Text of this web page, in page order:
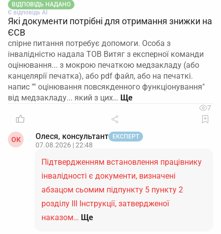
ВІДПОВІДЬ НАДАНО
Є відповідь АІ
Які документи потрібні для отримання знижки на
ЄСВ
спірне питання потребує допомоги. Особа з
інвалідністю надала ТОВ Витяг з експерної команди
оцінювання... з мокрою печаткою медзакладу (або
канцелярії печатка), або pdf файл, або на печаткі.
напис "" оцінювання повсякденного функціонування"
від медзакладу... який з цих…
7
ОК Олеся, консультант ЕКСПЕРТ
07.08.2026 | 22:48
Підтвердженням встановлення працівнику
інвалідності є документи, визначені
абзацом сьомим підпункту 5 пункту 2
розділу ІІІ Інструкції, затвердженої
наказом… Ще